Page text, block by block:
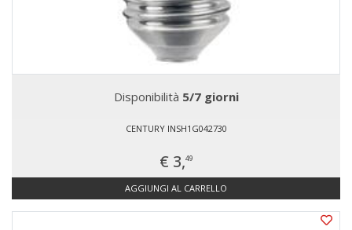
Disponibilità 5/7 giorni
CENTURY INSH1G042730
€ 3,49
AGGIUNGI AL CARRELLO